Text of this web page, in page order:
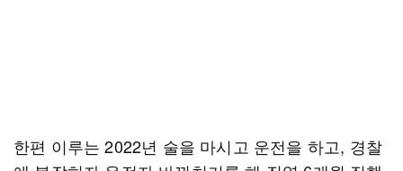
한편 이루는 2022년 술을 마시고 운전을 하고, 경찰